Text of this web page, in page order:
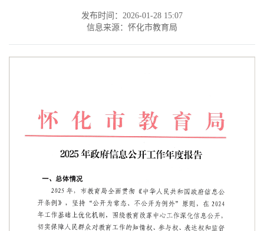
发布时间：2026-01-28 15:07
信息来源：怀化市教育局